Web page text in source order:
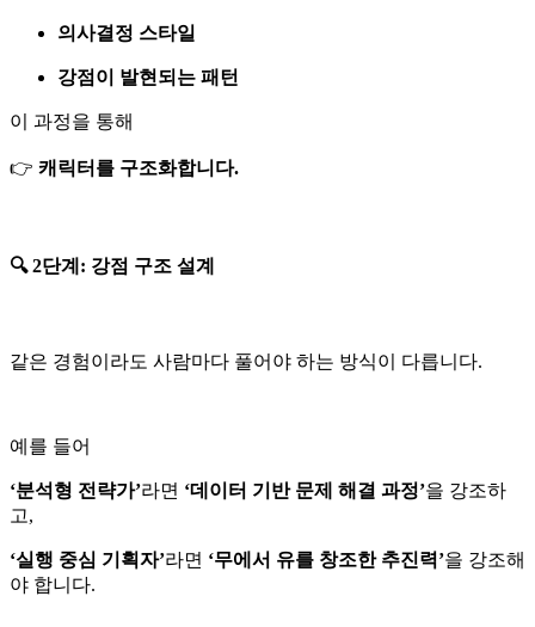
의사결정 스타일
강점이 발현되는 패턴
이 과정을 통해
👉 캐릭터를 구조화합니다.
🔍 2단계: 강점 구조 설계
같은 경험이라도 사람마다 풀어야 하는 방식이 다릅니다.
예를 들어
‘분석형 전략가’라면 ‘데이터 기반 문제 해결 과정’을 강조하
고,
‘실행 중심 기획자’라면 ‘무에서 유를 창조한 추진력’을 강조해
야 합니다.